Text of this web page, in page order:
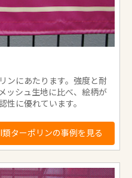
ンにあたります。強度と耐
ッシュ生地に比べ、絵柄が
性に優れています。
I類ターポリンの事例を見る